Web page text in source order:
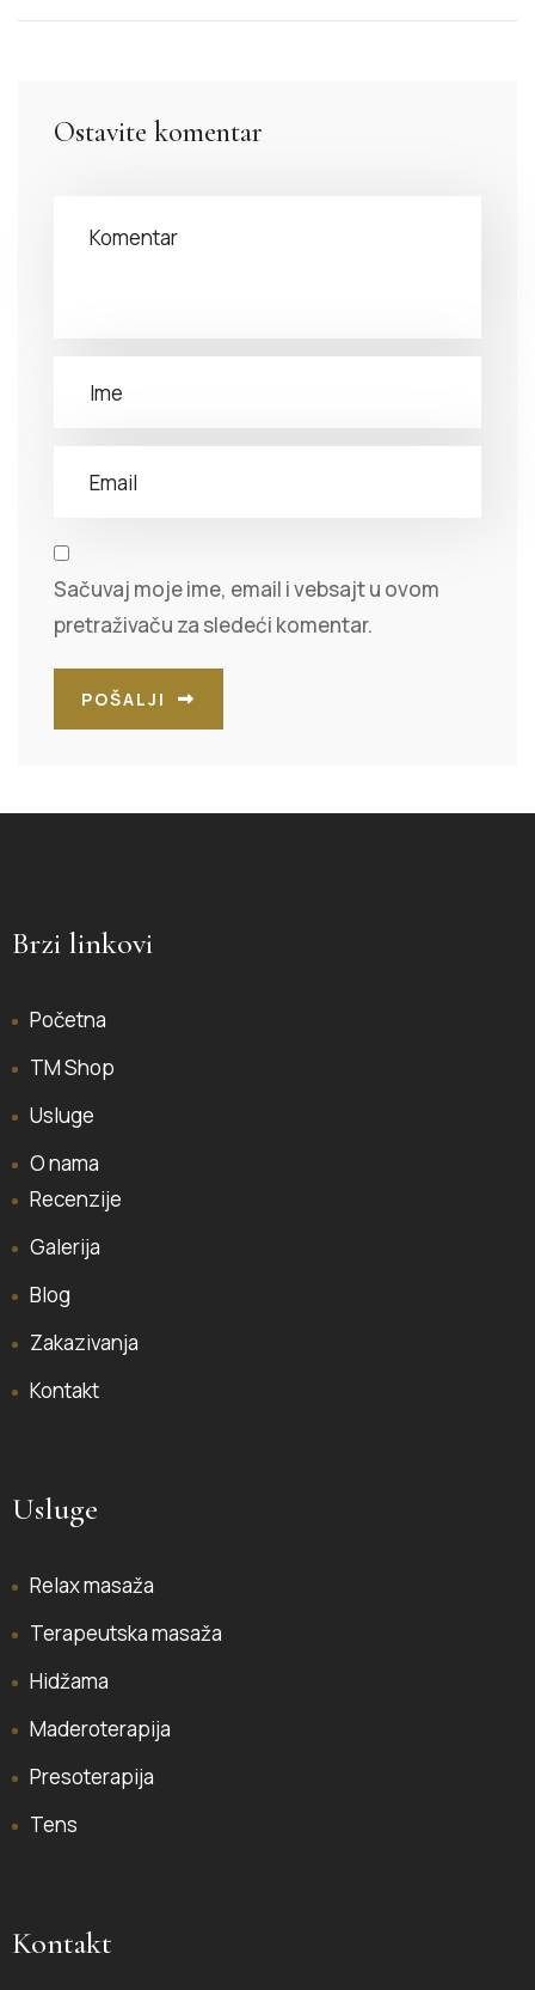
Ostavite komentar
Sačuvaj moje ime, email i vebsajt u ovom
pretraživaču za sledeći komentar.
POŠALJI
Brzi linkovi
Početna
TM Shop
Usluge
O nama
Recenzije
Galerija
Blog
Zakazivanja
Kontakt
Usluge
Relax masaža
Terapeutska masaža
Hidžama
Maderoterapija
Presoterapija
Tens
Kontakt